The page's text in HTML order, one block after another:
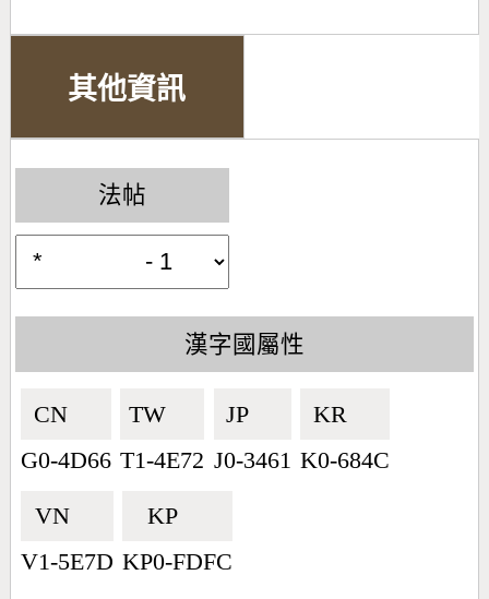
其他資訊
法帖
漢字國屬性
CN🇨🇳
G0-4D66
TW🇹🇼
T1-4E72
JP🇯🇵
J0-3461
KR🇰🇷
K0-684C
VN🇻🇳
V1-5E7D
KP🇰🇵
KP0-FDFC